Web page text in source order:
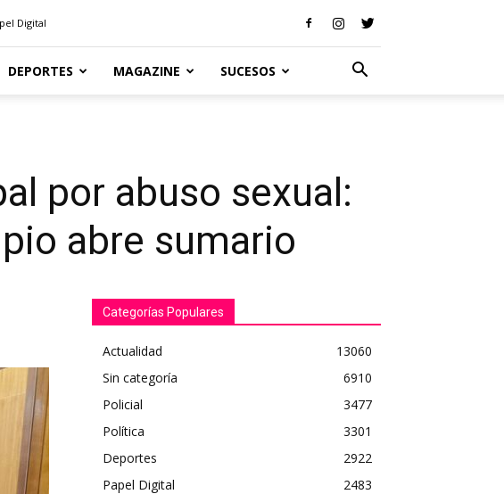
Digital
DEPORTES MAGAZINE SUCESOS
por abuso sexual:
abre sumario
Categorías Populares
Actualidad
13060
Sin categoría
6910
Policial
3477
Política
3301
Deportes
2922
Papel Digital
2483